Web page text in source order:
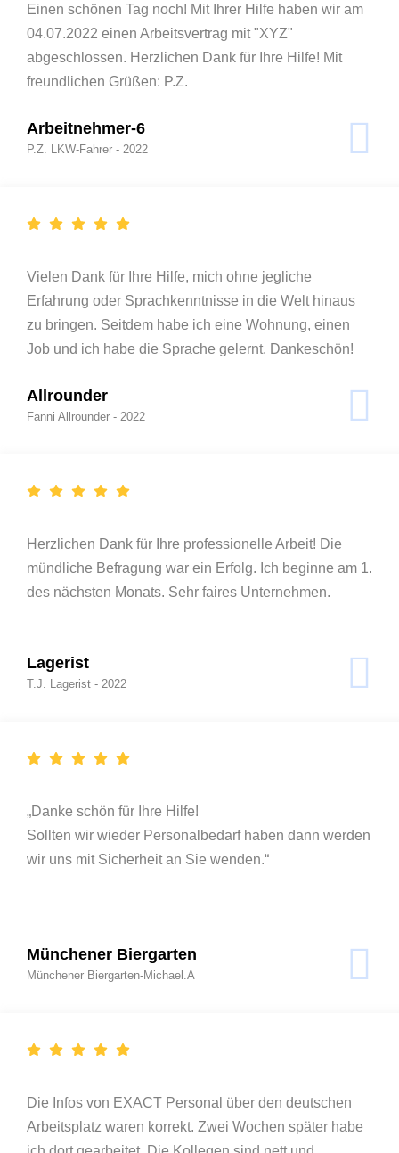
Einen schönen Tag noch! Mit Ihrer Hilfe haben wir am
04.07.2022 einen Arbeitsvertrag mit "XYZ"
abgeschlossen. Herzlichen Dank für Ihre Hilfe! Mit
freundlichen Grüßen: P.Z.
Arbeitnehmer-6
P.Z. LKW-Fahrer - 2022
Vielen Dank für Ihre Hilfe, mich ohne jegliche
Erfahrung oder Sprachkenntnisse in die Welt hinaus
zu bringen. Seitdem habe ich eine Wohnung, einen
Job und ich habe die Sprache gelernt. Dankeschön!
Allrounder
Fanni Allrounder - 2022
Herzlichen Dank für Ihre professionelle Arbeit! Die
mündliche Befragung war ein Erfolg. Ich beginne am 1.
des nächsten Monats. Sehr faires Unternehmen.
Lagerist
T.J. Lagerist - 2022
„Danke schön für Ihre Hilfe!
Sollten wir wieder Personalbedarf haben dann werden
wir uns mit Sicherheit an Sie wenden.“
Münchener Biergarten
Münchener Biergarten-Michael.A
Die Infos von EXACT Personal über den deutschen
Arbeitsplatz waren korrekt. Zwei Wochen später habe